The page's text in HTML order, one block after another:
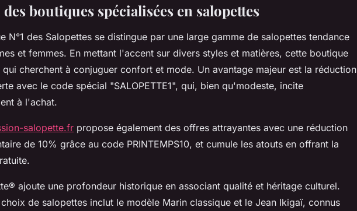
boutiques spécialisées en salopettes
N°1 des Salopettes se distingue par une large gamme de salopettes tendance
et femmes. En mettant l'accent sur divers styles et matières, cette boutique
cherchent à conjuguer confort et mode. Un avantage majeur est la réduction
avec le code spécial "SALOPETTE1", qui, bien qu'modeste, incite
à l'achat.
salopette.fr propose également des offres attrayantes avec une réduction
de 10% grâce au code PRINTEMPS10, et cumule les atouts en offrant la
ajoute une profondeur historique en associant qualité et héritage culturel.
de salopettes inclut le modèle Marin classique et le Jean Ikigaï, connus